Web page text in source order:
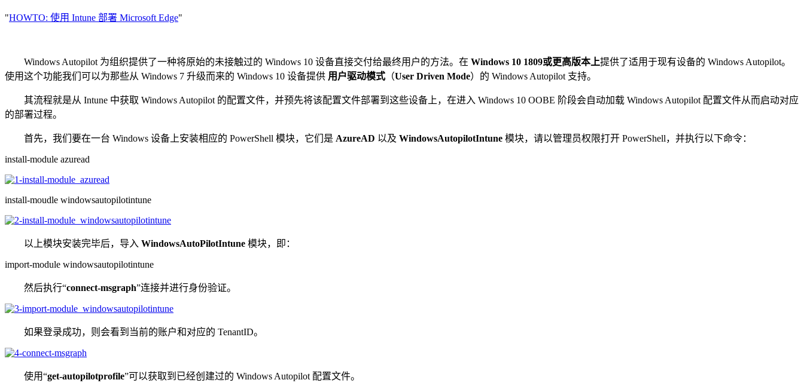
"HOWTO: 使用 Intune 部署 Microsoft Edge"
Windows Autopilot 为组织提供了一种将原始的未接触过的 Windows 10 设备直接交付给最终用户的方法。在 Windows 10 1809或更高版本上提供了适用于现有设备的 Windows Autopilot。
使用这个功能我们可以为那些从 Windows 7 升级而来的 Windows 10 设备提供 用户驱动模式 （User Driven Mode）的 Windows Autopilot 支持。
其流程就是从 Intune 中获取 Windows Autopilot 的配置文件，并预先将该配置文件部署到这些设备上，在进入 Windows 10 OOBE 阶段会自动加载 Windows Autopilot 配置文件从而启动对应
的部署过程。
首先，我们要在一台 Windows 设备上安装相应的 PowerShell 模块，它们是 AzureAD 以及 WindowsAutopilotIntune 模块，请以管理员权限打开 PowerShell，并执行以下命令：
install-module azuread
install-moudle windowsautopilotintune
以上模块安装完毕后，导入 WindowsAutoPilotIntune 模块，即：
import-module windowsautopilotintune
然后执行“connect-msgraph”连接并进行身份验证。
如果登录成功，则会看到当前的账户和对应的 TenantID。
使用“get-autopilotprofile”可以获取到已经创建过的 Windows Autopilot 配置文件。